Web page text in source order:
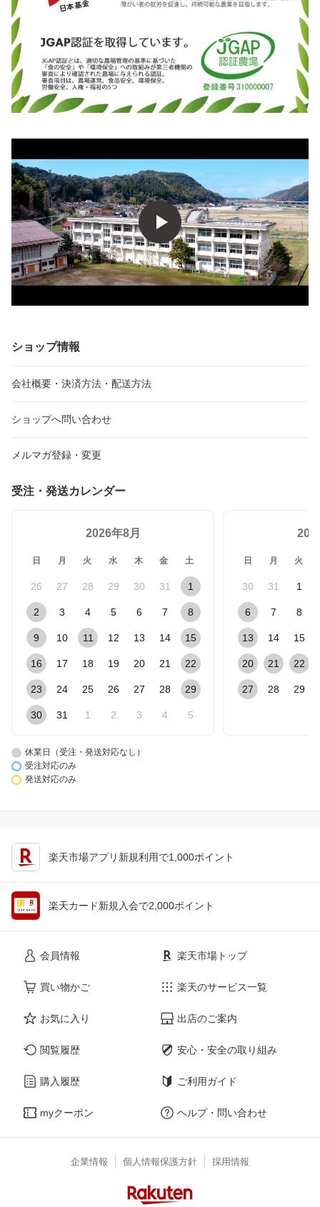
ショップ情報
会社概要・決済方法・配送方法
ショップへ問い合わせ
メルマガ登録・変更
受注・発送カレンダー
2026年8月
日 月 火 水 木 金 土
26 27 28 29 30 31 1
2 3 4 5 6 7 8
9 10 11 12 13 14 15
16 17 18 19 20 21 22
23 24 25 26 27 28 29
30 31 1 2 3 4 5
日 月 火
30 31 1
6 7 8
13 14 15
20 21 22
27 28 29
休業日（受注・発送対応なし）
受注対応のみ
発送対応のみ
楽天市場アプリ新規利用で1,000ポイント
楽天カード新規入会で2,000ポイント
会員情報
買い物かご
お気に入り
閲覧履歴
購入履歴
myクーポン
楽天市場トップ
楽天のサービス一覧
出店のご案内
安心・安全の取り組み
ご利用ガイド
ヘルプ・問い合わせ
企業情報 個人情報保護方針 採用情報